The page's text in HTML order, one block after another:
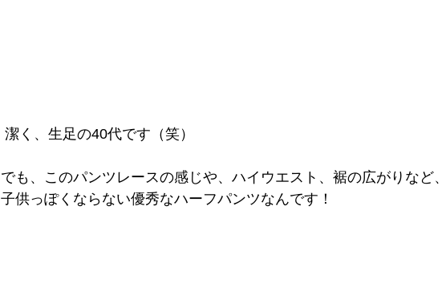
潔く、生足の40代です（笑）
でも、このパンツレースの感じや、ハイウエスト、裾の広がりなど、
子供っぽくならない優秀なハーフパンツなんです！